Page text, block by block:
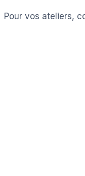
Pour vos ateliers,